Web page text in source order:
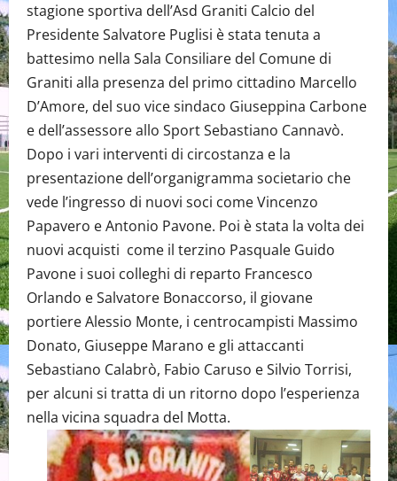
stagione sportiva dell’Asd Graniti Calcio del
Presidente Salvatore Puglisi è stata tenuta a
battesimo nella Sala Consiliare del Comune di
Graniti alla presenza del primo cittadino Marcello
D’Amore, del suo vice sindaco Giuseppina Carbone
e dell’assessore allo Sport Sebastiano Cannavò.
Dopo i vari interventi di circostanza e la
presentazione dell’organigramma societario che
vede l’ingresso di nuovi soci come Vincenzo
Papavero e Antonio Pavone. Poi è stata la volta dei
nuovi acquisti come il terzino Pasquale Guido
Pavone i suoi colleghi di reparto Francesco
Orlando e Salvatore Bonaccorso, il giovane
portiere Alessio Monte, i centrocampisti Massimo
Donato, Giuseppe Marano e gli attaccanti
Sebastiano Calabrò, Fabio Caruso e Silvio Torrisi,
per alcuni si tratta di un ritorno dopo l’esperienza
nella vicina squadra del Motta.